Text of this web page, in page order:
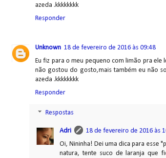
azeda .kkkkkkkk
Responder
Unknown 18 de fevereiro de 2016 às 09:48
Eu fiz para o meu pequeno com limão pra
não gostou do gosto,mais também eu não
azeda .kkkkkkkk
Responder
Respostas
Adri
18 de fevereiro de 2016 às
Oi, Nininha! Dei uma dica para esse
natura, tente suco de laranja que